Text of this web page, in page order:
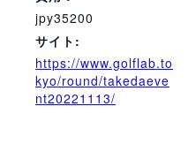
jpy35200
サイト:
https://www.golflab.to
kyo/round/takedaeve
nt20221113/